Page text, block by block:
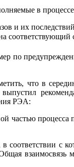
в
и их
соответствующий
по
что в
РЭА:
частью
с